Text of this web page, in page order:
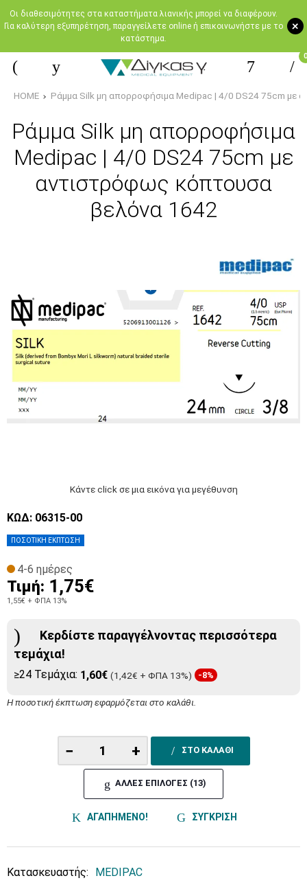
+
Oι διαθεσιμότητες στα καταστήματα λιανικής μπορεί να διαφέρουν.
Για καλύτερη εξυπηρέτηση, παραγγείλετε online ή επικοινωνήστε με το
κατάστημα.
0
HOME Ράμμα Silk μη απορροφήσιμα Medipac | 4/0 DS24 75cm με
Ράμμα Silk μη απορροφήσιμα
Medipac | 4/0 DS24 75cm με
αντιστρόφως κόπτουσα
βελόνα 1642
Κάντε click σε μια εικόνα για μεγέθυνση
ΠΟΣΟΤΙΚΗ ΕΚΠΤΩΣΗ
ΚΩΔ: 06315-00
4-6 ημέρες
Τιμή: 1,75€
1,55€ + ΦΠΑ 13%
Κερδίστε παραγγέλνοντας περισσότερα
τεμάχια!
≥24 Τεμάχια: 1,60€ (1,42€ + ΦΠΑ 13%) -8%
Η ποσοτική έκπτωση εφαρμόζεται στο καλάθι.
− + ΣΤΟ ΚΑΛΑΘΙ
ΑΛΛΕΣ ΕΠΙΛΟΓΕΣ (13)
ΑΓΑΠΗΜΕΝΟ! ΣΥΓΚΡΙΣΗ
Κατασκευαστής: MEDIPAC